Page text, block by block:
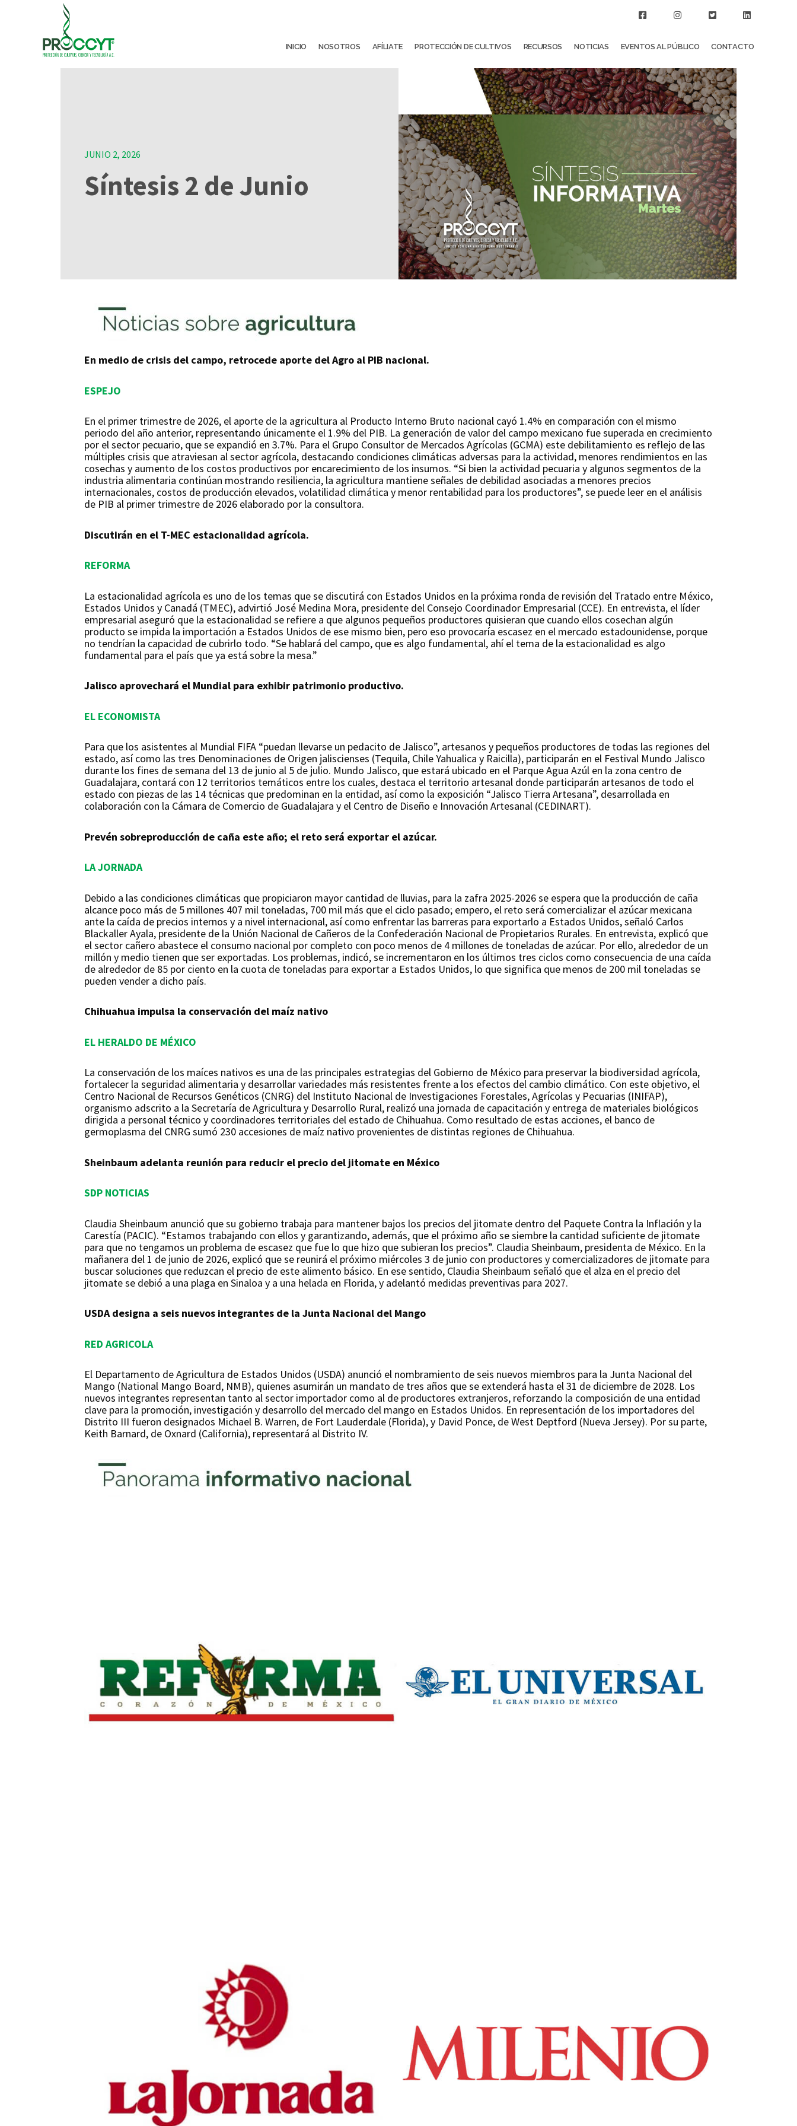
INICIO NOSOTROS AFÍLIATE PROTECCIÓN DE CULTIVOS RECURSOS NOTICIAS EVENTOS AL PÚBLICO CONTACTO
JUNIO 2, 2026
Síntesis 2 de Junio
En medio de crisis del campo, retrocede aporte del Agro al PIB nacional.
ESPEJO
En el primer trimestre de 2026, el aporte de la agricultura al Producto Interno Bruto nacional cayó 1.4% en comparación con el mismo
periodo del año anterior, representando únicamente el 1.9% del PIB. La generación de valor del campo mexicano fue superada en crecimiento
por el sector pecuario, que se expandió en 3.7%. Para el Grupo Consultor de Mercados Agrícolas (GCMA) este debilitamiento es reflejo de las
múltiples crisis que atraviesan al sector agrícola, destacando condiciones climáticas adversas para la actividad, menores rendimientos en las
cosechas y aumento de los costos productivos por encarecimiento de los insumos. “Si bien la actividad pecuaria y algunos segmentos de la
industria alimentaria continúan mostrando resiliencia, la agricultura mantiene señales de debilidad asociadas a menores precios
internacionales, costos de producción elevados, volatilidad climática y menor rentabilidad para los productores”, se puede leer en el análisis
de PIB al primer trimestre de 2026 elaborado por la consultora.
Discutirán en el T-MEC estacionalidad agrícola.
REFORMA
La estacionalidad agrícola es uno de los temas que se discutirá con Estados Unidos en la próxima ronda de revisión del Tratado entre México,
Estados Unidos y Canadá (TMEC), advirtió José Medina Mora, presidente del Consejo Coordinador Empresarial (CCE). En entrevista, el líder
empresarial aseguró que la estacionalidad se refiere a que algunos pequeños productores quisieran que cuando ellos cosechan algún
producto se impida la importación a Estados Unidos de ese mismo bien, pero eso provocaría escasez en el mercado estadounidense, porque
no tendrían la capacidad de cubrirlo todo. “Se hablará del campo, que es algo fundamental, ahí el tema de la estacionalidad es algo
fundamental para el país que ya está sobre la mesa.”
Jalisco aprovechará el Mundial para exhibir patrimonio productivo.
EL ECONOMISTA
Para que los asistentes al Mundial FIFA “puedan llevarse un pedacito de Jalisco”, artesanos y pequeños productores de todas las regiones del
estado, así como las tres Denominaciones de Origen jaliscienses (Tequila, Chile Yahualica y Raicilla), participarán en el Festival Mundo Jalisco
durante los fines de semana del 13 de junio al 5 de julio. Mundo Jalisco, que estará ubicado en el Parque Agua Azúl en la zona centro de
Guadalajara, contará con 12 territorios temáticos entre los cuales, destaca el territorio artesanal donde participarán artesanos de todo el
estado con piezas de las 14 técnicas que predominan en la entidad, así como la exposición “Jalisco Tierra Artesana”, desarrollada en
colaboración con la Cámara de Comercio de Guadalajara y el Centro de Diseño e Innovación Artesanal (CEDINART).
Prevén sobreproducción de caña este año; el reto será exportar el azúcar.
LA JORNADA
Debido a las condiciones climáticas que propiciaron mayor cantidad de lluvias, para la zafra 2025-2026 se espera que la producción de caña
alcance poco más de 5 millones 407 mil toneladas, 700 mil más que el ciclo pasado; empero, el reto será comercializar el azúcar mexicana
ante la caída de precios internos y a nivel internacional, así como enfrentar las barreras para exportarlo a Estados Unidos, señaló Carlos
Blackaller Ayala, presidente de la Unión Nacional de Cañeros de la Confederación Nacional de Propietarios Rurales. En entrevista, explicó que
el sector cañero abastece el consumo nacional por completo con poco menos de 4 millones de toneladas de azúcar. Por ello, alrededor de un
millón y medio tienen que ser exportadas. Los problemas, indicó, se incrementaron en los últimos tres ciclos como consecuencia de una caída
de alrededor de 85 por ciento en la cuota de toneladas para exportar a Estados Unidos, lo que significa que menos de 200 mil toneladas se
pueden vender a dicho país.
Chihuahua impulsa la conservación del maíz nativo
EL HERALDO DE MÉXICO
La conservación de los maíces nativos es una de las principales estrategias del Gobierno de México para preservar la biodiversidad agrícola,
fortalecer la seguridad alimentaria y desarrollar variedades más resistentes frente a los efectos del cambio climático. Con este objetivo, el
Centro Nacional de Recursos Genéticos (CNRG) del Instituto Nacional de Investigaciones Forestales, Agrícolas y Pecuarias (INIFAP),
organismo adscrito a la Secretaría de Agricultura y Desarrollo Rural, realizó una jornada de capacitación y entrega de materiales biológicos
dirigida a personal técnico y coordinadores territoriales del estado de Chihuahua. Como resultado de estas acciones, el banco de
germoplasma del CNRG sumó 230 accesiones de maíz nativo provenientes de distintas regiones de Chihuahua.
Sheinbaum adelanta reunión para reducir el precio del jitomate en México
SDP NOTICIAS
Claudia Sheinbaum anunció que su gobierno trabaja para mantener bajos los precios del jitomate dentro del Paquete Contra la Inflación y la
Carestía (PACIC). “Estamos trabajando con ellos y garantizando, además, que el próximo año se siembre la cantidad suficiente de jitomate
para que no tengamos un problema de escasez que fue lo que hizo que subieran los precios”. Claudia Sheinbaum, presidenta de México. En la
mañanera del 1 de junio de 2026, explicó que se reunirá el próximo miércoles 3 de junio con productores y comercializadores de jitomate para
buscar soluciones que reduzcan el precio de este alimento básico. En ese sentido, Claudia Sheinbaum señaló que el alza en el precio del
jitomate se debió a una plaga en Sinaloa y a una helada en Florida, y adelantó medidas preventivas para 2027.
USDA designa a seis nuevos integrantes de la Junta Nacional del Mango
RED AGRICOLA
El Departamento de Agricultura de Estados Unidos (USDA) anunció el nombramiento de seis nuevos miembros para la Junta Nacional del
Mango (National Mango Board, NMB), quienes asumirán un mandato de tres años que se extenderá hasta el 31 de diciembre de 2028. Los
nuevos integrantes representan tanto al sector importador como al de productores extranjeros, reforzando la composición de una entidad
clave para la promoción, investigación y desarrollo del mercado del mango en Estados Unidos. En representación de los importadores del
Distrito III fueron designados Michael B. Warren, de Fort Lauderdale (Florida), y David Ponce, de West Deptford (Nueva Jersey). Por su parte,
Keith Barnard, de Oxnard (California), representará al Distrito IV.